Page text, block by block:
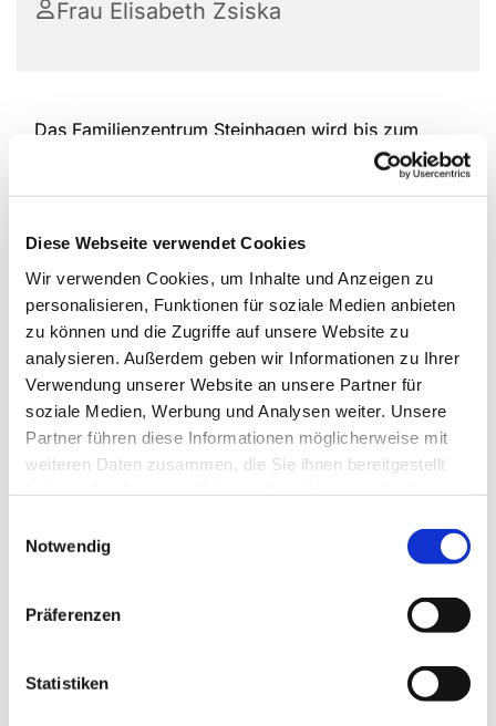
Diese Webseite verwendet Cookies
Wir verwenden Cookies, um Inhalte und Anzeigen zu
personalisieren, Funktionen für soziale Medien anbieten
zu können und die Zugriffe auf unsere Website zu
analysieren. Außerdem geben wir Informationen zu Ihrer
Verwendung unserer Website an unsere Partner für
soziale Medien, Werbung und Analysen weiter. Unsere
Partner führen diese Informationen möglicherweise mit
weiteren Daten zusammen, die Sie ihnen bereitgestellt
Notwendig
Präferenzen
Statistiken
Frau Elisabeth Zsiska
Das Familienzentrum Steinhagen wird bis zum
Ende des Jahres durchgehend weiterhin die Eltern-
Kind-Spielgruppen in der Altersspanne von 6
Eine Anmeldung ist notwendig, damit wir planen
können. Bitte informieren und melden Sie sich bei
Frau Elisabeth Zsiska, Tel.: 05204 / 88 82 13